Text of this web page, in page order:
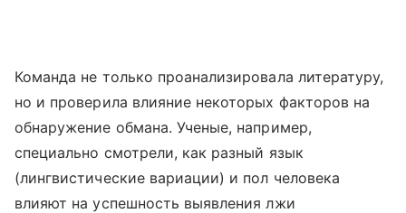
Команда не только проанализировала литературу,
но и проверила влияние некоторых факторов на
обнаружение обмана. Ученые, например,
специально смотрели, как разный язык
(лингвистические вариации) и пол человека
влияют на успешность выявления лжи